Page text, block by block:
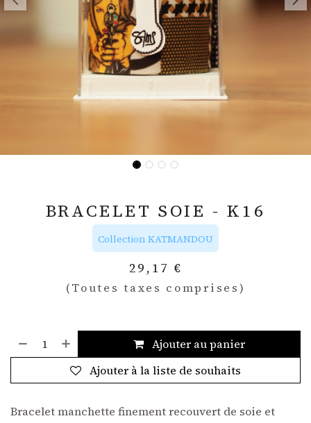
BRACELET SOIE - K16
Collection KATMANDOU
29,17 €
(Toutes taxes comprises)
Ajouter au panier
Ajouter à la liste de souhaits
Bracelet manchette finement recouvert de soie et